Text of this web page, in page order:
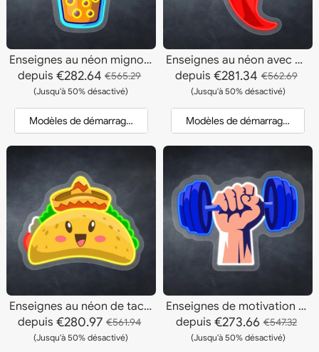
Enseignes au néon mignonnes de Panda Boba
depuis €282.64 €565.29
(Jusqu'à 50% désactivé)
Modèles de démarrage et devis
Enseignes au néon avec piment fort
depuis€281.34 €562.69
(Jusqu'à 50% désactivé)
Modèles de démarrage et
Enseignes au néon de tacos de dessin animé
depuis €280.97 €561.94
(Jusqu'à 50% désactivé)
Enseignes de motivation au néon pour salle de sport
depuis€273.66 €547.32
(Jusqu'à 50% désactivé)